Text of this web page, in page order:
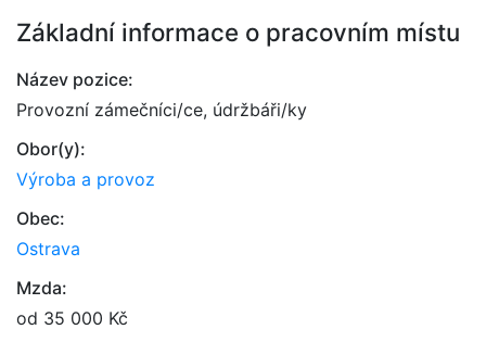
Základní informace o pracovním místu
Název pozice:
Provozní zámečníci/ce, údržbáři/ky
Obor(y):
Výroba a provoz
Obec:
Ostrava
Mzda:
od 35 000 Kč